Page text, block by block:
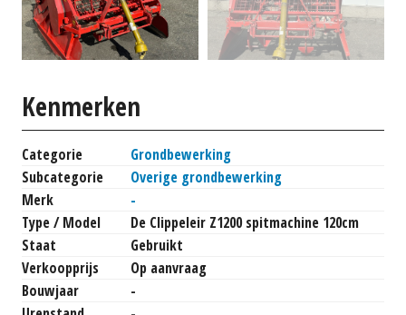
Kenmerken
Categorie
Grondbewerking
Subcategorie
Overige grondbewerking
Merk
-
Type / Model
De Clippeleir Z1200 spitmachine 120cm
Staat
Gebruikt
Verkoopprijs
Op aanvraag
Bouwjaar
-